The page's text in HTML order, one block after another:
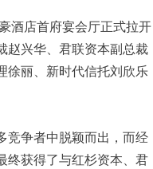
酒店首府宴会厅正式拉开
赵兴华、君联资本副总裁
徐丽、新时代信托刘欣乐
竞争者中脱颖而出，而经
终获得了与红杉资本、君